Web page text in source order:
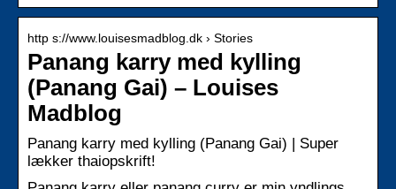
http s://www.louisesmadblog.dk › Stories
Panang karry med kylling
(Panang Gai) – Louises
Madblog
Panang karry med kylling (Panang Gai) | Super
lækker thaiopskrift!